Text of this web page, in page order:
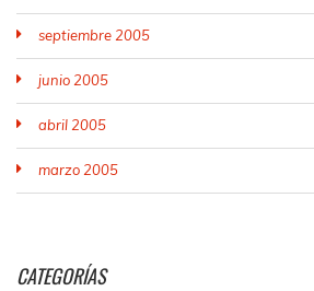
septiembre 2005
junio 2005
abril 2005
marzo 2005
CATEGORÍAS